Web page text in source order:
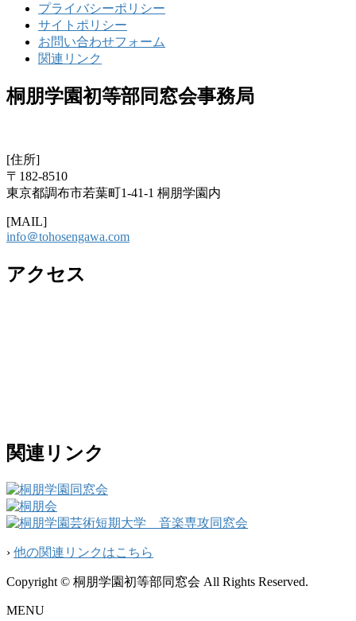
プライバシーポリシー
サイトポリシー
お問い合わせフォーム
関連リンク
桐朋学園初等部同窓会事務局
[住所]
〒182-8510
東京都調布市若葉町1-41-1 桐朋学園内
[MAIL]
info＠tohosengawa.com
アクセス
関連リンク
› 他の関連リンクはこちら
Copyright © 桐朋学園初等部同窓会 All Rights Reserved.
MENU